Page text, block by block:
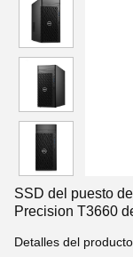
SSD del puesto
Precision T3660
Detalles del producto